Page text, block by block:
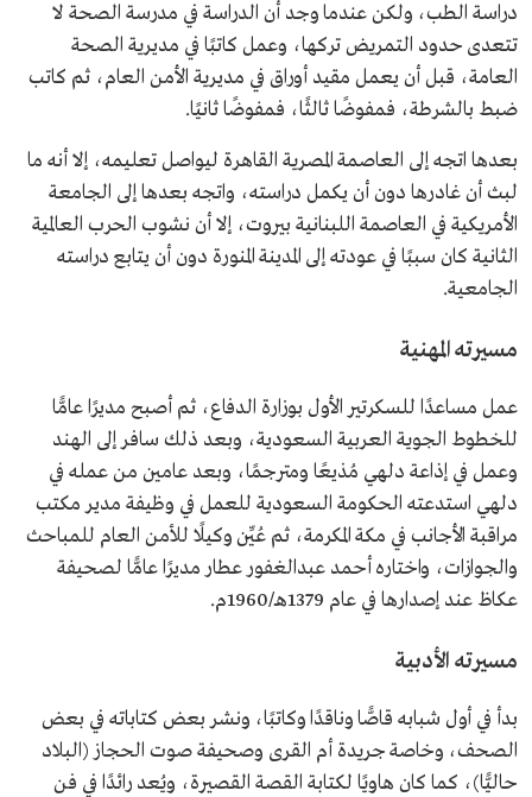
دراسة الطب، ولكن عندما وجد أن الدراسة في مدرسة الصحة لا
تتعدى حدود التمريض تركها، وعمل كاتبًا في مديرية الصحة
العامة، قبل أن يعمل مقيد أوراق في مديرية الأمن العام، ثم كاتب
ضبط بالشرطة، فمفوضًا ثالثًا، فمفوضًا ثانيًا.
بعدها اتجه إلى العاصمة المصرية القاهرة ليواصل تعليمه، إلا أنه ما
لبث أن غادرها دون أن يكمل دراسته، واتجه بعدها إلى الجامعة
الأمريكية في العاصمة اللبنانية بيروت، إلا أن نشوب الحرب العالمية
الثانية كان سببًا في عودته إلى المدينة المنورة دون أن يتابع دراسته
الجامعية.
مسيرته المهنية
عمل مساعدًا للسكرتير الأول بوزارة الدفاع، ثم أصبح مديرًا عامًّا
للخطوط الجوية العربية السعودية، وبعد ذلك سافر إلى الهند
وعمل في إذاعة دلهي مُذيعًا ومترجمًا، وبعد عامين من عمله في
دلهي استدعته الحكومة السعودية للعمل في وظيفة مدير مكتب
مراقبة الأجانب في مكة المكرمة، ثم عُيِّن وكيلًا للأمن العام للمباحث
والجوازات، واختاره أحمد عبدالغفور عطار مديرًا عامًّا لصحيفة
عكاظ عند إصدارها في عام 1379هـ/1960م.
مسيرته الأدبية
بدأ في أول شبابه قاصًّا وناقدًا وكاتبًا، ونشر بعض كتاباته في بعض
الصحف، وخاصة جريدة أم القرى وصحيفة صوت الحجاز (البلاد
حاليًّا)، كما كان هاويًا لكتابة القصة القصيرة، ويُعد رائدًا في فن